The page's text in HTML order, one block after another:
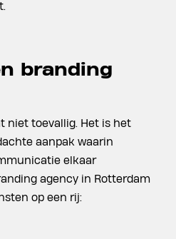
branding
niet toevallig. Het is het
aanpak waarin
elkaar
agency in Rotterdam
op een rij: